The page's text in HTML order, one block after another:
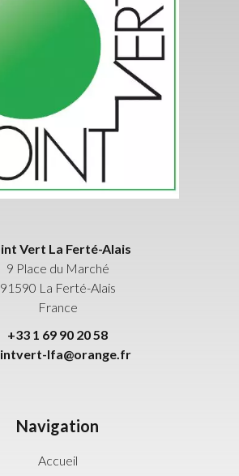
Vert La Ferté-Alais
9 Place du Marché
91590 La Ferté-Alais
France
+33 1 69 90 20 58
lfa@orange.fr
Navigation
Accueil